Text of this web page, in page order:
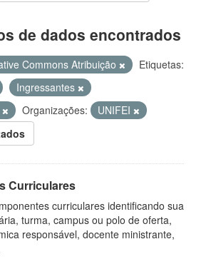
de dados encontrados
Commons Atribuição
Etiquetas:
Ingressantes
Organizações:
UNIFEI
Curriculares
curriculares identificando sua
turma, campus ou polo de oferta,
responsável, docente ministrante,